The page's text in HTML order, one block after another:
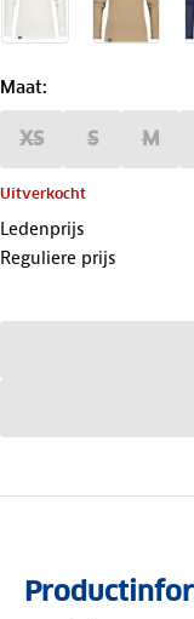
Maat:
XS S M
Uitverkocht
Ledenprijs
Reguliere prijs